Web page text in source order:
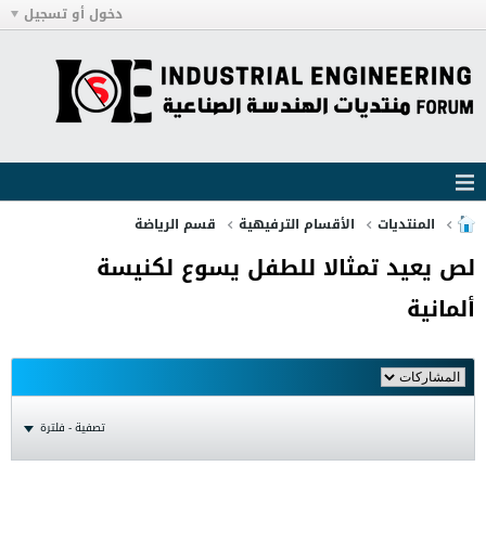
دخول أو تسجيل
المنتديات الأقسام الترفيهية قسم الرياضة
لص يعيد تمثالا للطفل يسوع لكنيسة
ألمانية
تصفية - فلترة